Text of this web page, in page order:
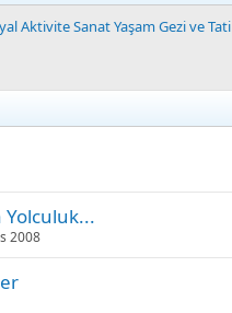
Aktivite Sanat Yaşam Gezi ve Tati
2008